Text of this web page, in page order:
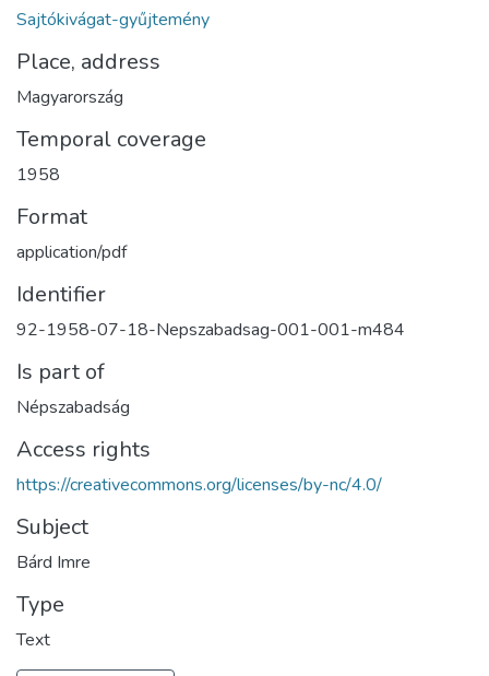
Sajtókivágat-gyűjtemény
Place, address
Magyarország
Temporal coverage
1958
Format
application/pdf
Identifier
92-1958-07-18-Nepszabadsag-001-001-m484
Is part of
Népszabadság
Access rights
https://creativecommons.org/licenses/by-nc/4.0/
Subject
Bárd Imre
Type
Text